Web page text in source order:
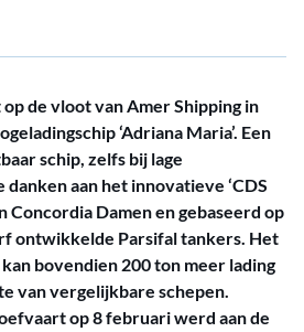
de vloot van Amer Shipping in
‘Adriana Maria’. Een
schip, zelfs bij lage
aan het innovatieve ‘CDS
Concordia Damen en gebaseerd op
ontwikkelde Parsifal tankers. Het
bovendien 200 ton meer lading
van vergelijkbare schepen.
op 8 februari werd aan de